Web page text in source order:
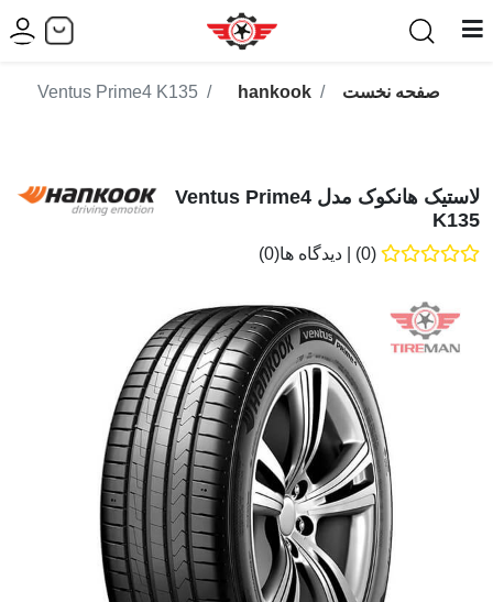
صفحه نخست hankook
Ventus Prime4 K135
لاستیک هانکوک مدل Ventus Prime4
K135
(0) دیدگاه ها(0)